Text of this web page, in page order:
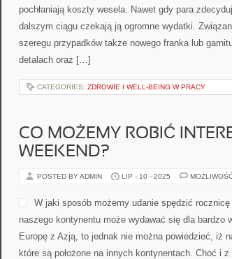
pochłaniają koszty wesela. Nawet gdy para
dalszym ciągu czekają ją ogromne wydatki.
szeregu przypadków także nowego franka lub
detalach oraz […]
CATEGORIES: ZDROWIE I WELL-BEING W PRACY
CO MOŻEMY ROBIĆ
WEEKEND?
POSTED BY ADMIN LIP - 10 - 2025
W jaki sposób możemy udanie spędzić
naszego kontynentu może wydawać się dla bardzo
Europę z Azją, to jednak nie można powiedzieć, iż
które są położone na innych kontynentach. Choć i